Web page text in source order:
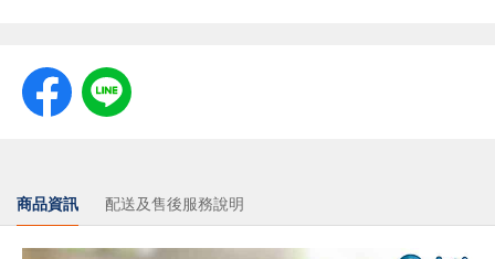
商品資訊 配送及售後服務說明